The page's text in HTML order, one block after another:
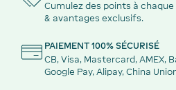
Cumulez des points à
& avantages exclusifs.
PAIEMENT 100% SÉCURISÉ
CB, Visa, Mastercard, AMEX,
Google Pay, Alipay, China